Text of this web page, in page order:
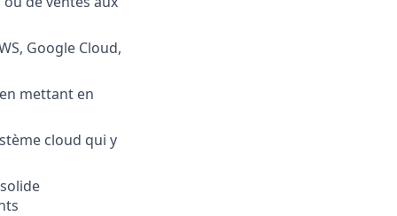
Google Cloud,
mettant en
cloud qui y